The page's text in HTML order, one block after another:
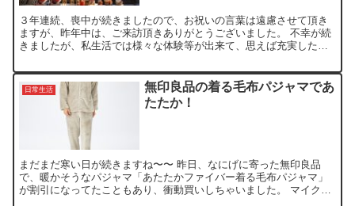
３年連続、喪中が続きましたので、お祝いの言葉は遠慮させて頂き
ますが、昨年中は、ご来訪頂きありがとうございました。 不幸が続
きましたが、私生活では様々な体験等が出来て、思えば充実した年
日常生活
無印良品の着る毛布パジャマであ
たたか！
まだまだ寒い日が続きますね〜〜 昨日、なにげに寄った無印良品
で、暖かそうなパジャマ「あたたかファイバー着る毛布パジャマ」
が割引になってたこともあり、衝動買いしちゃいました。 マイクロ